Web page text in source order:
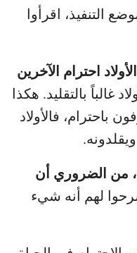
التنفيذ، اقرأوا
احترام الآخرين
غالباً بالتقليد. هكذا
باحترام، فالأولاد
من الضروري أن
لهم أنه شيء